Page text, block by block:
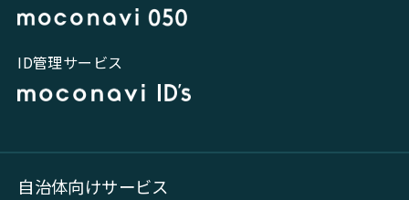
ID管理サービス
自治体向けサービス